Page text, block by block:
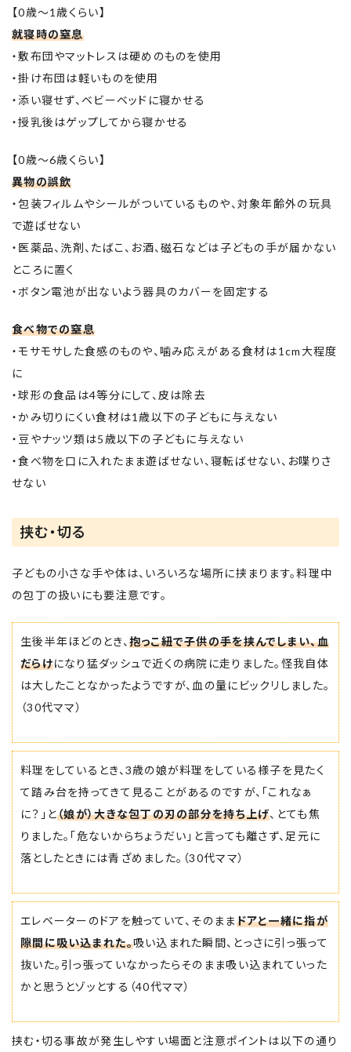
【0歳～1歳くらい】
就寝時の窒息
・敷布団やマットレスは硬めのものを使用
・掛け布団は軽いものを使用
・添い寝せず、ベビーベッドに寝かせる
・授乳後はゲップしてから寝かせる
【0歳～6歳くらい】
異物の誤飲
・包装フィルムやシールがついているものや、対象年齢外の玩具
で遊ばせない
・医薬品、洗剤、たばこ、お酒、磁石などは子どもの手が届かない
ところに置く
・ボタン電池が出ないよう器具のカバーを固定する
食べ物での窒息
・モサモサした食感のものや、噛み応えがある食材は1cm大程度
に
・球形の食品は4等分にして、皮は除去
・かみ切りにくい食材は1歳以下の子どもに与えない
・豆やナッツ類は5歳以下の子どもに与えない
・食べ物を口に入れたまま遊ばせない、寝転ばせない、お喋りさ
せない
挟む・切る
子どもの小さな手や体は、いろいろな場所に挟まります。料理中
の包丁の扱いにも要注意です。
生後半年ほどのとき、 抱っこ紐で子供の手を挟んでしまい、血
だらけになり猛ダッシュで近くの病院に走りました。怪我自体
は大したことなかったようですが、血の量にビックリしました。
（30代ママ）
料理をしているとき、3歳の娘が料理をしている様子を見たく
て踏み台を持ってきて見ることがあるのですが、「これなぁ
に？」と（娘が）大きな包丁の刃の部分を持ち上げ、とても焦
りました。「危ないからちょうだい」と言っても離さず、足元に
落としたときには青ざめました。（30代ママ）
エレベーターのドアを触っていて、そのままドアと一緒に指が
隙間に吸い込まれた。吸い込まれた瞬間、とっさに引っ張って
抜いた。引っ張っていなかったらそのまま吸い込まれていった
かと思うとゾッとする（40代ママ）
挟む・切る事故が発生しやすい場面と注意ポイントは以下の通り